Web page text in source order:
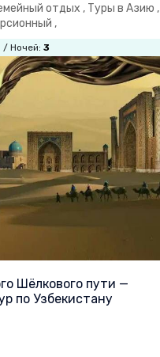
отдых , Туры в Азию ,
,
/ Ночей: 3
Шёлкового пути —
по Узбекистану